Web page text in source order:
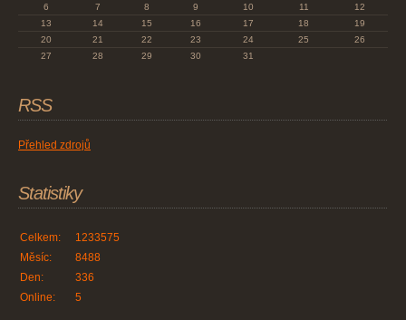
6
7 8 9 10 11
12
13
14 15 16 17 18
19
20
21 22 23 24 25
26
27
28 29 30 31
RSS
Přehled zdrojů
Statistiky
Online: 5
Celkem:
1233575
Měsíc:
8488
Den:
336